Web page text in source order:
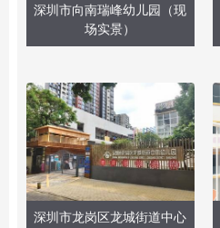
深圳市向南瑞峰幼儿园（现
场实景）
深圳市龙岗区龙城街道中心